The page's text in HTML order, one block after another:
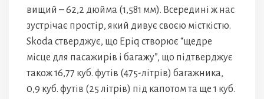
вищий – 62,2 дюйма (1,581 мм). Всередині ж нас
зустрічає простір, який дивує своєю місткістю.
Skoda стверджує, що Epiq створює “щедре
місце для пасажирів і багажу”, що підтверджує
також 16,77 куб. футів (475-літрів) багажника,
0,9 куб. футів (25 літрів) під капотом та ще 1 куб.